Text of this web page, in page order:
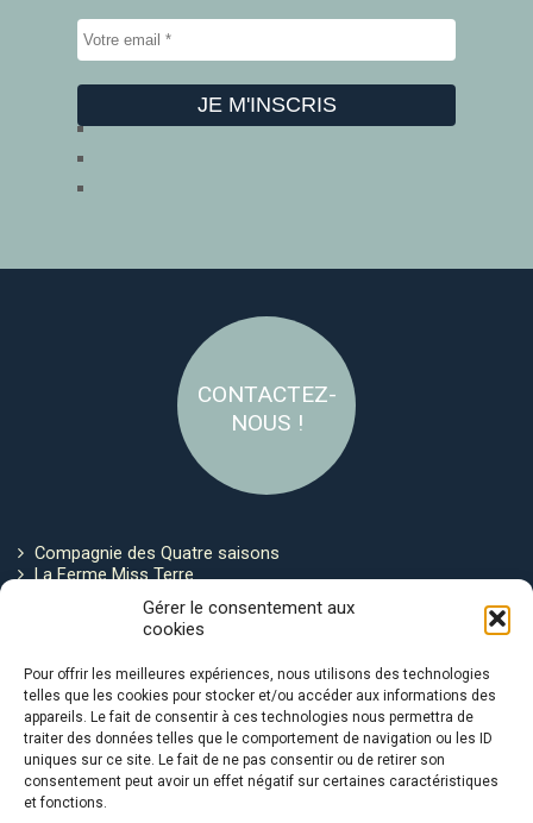
Gérer le consentement aux
cookies
Pour offrir les meilleures expériences, nous utilisons des technologies
telles que les cookies pour stocker et/ou accéder aux informations des
appareils. Le fait de consentir à ces technologies nous permettra de
traiter des données telles que le comportement de navigation ou les ID
uniques sur ce site. Le fait de ne pas consentir ou de retirer son
consentement peut avoir un effet négatif sur certaines caractéristiques
et fonctions.
CONTACTEZ-
NOUS !
Compagnie des Quatre saisons
La Ferme Miss Terre
Politique de cookies